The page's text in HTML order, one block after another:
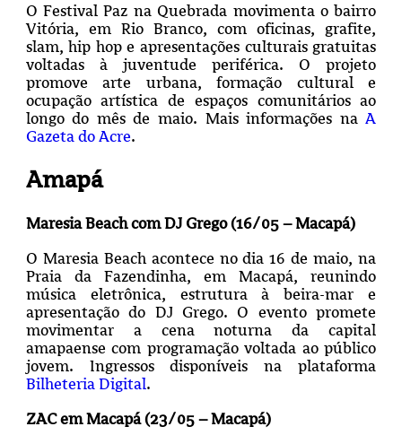
O Festival Paz na Quebrada movimenta o bairro
Vitória, em Rio Branco, com oficinas, grafite,
slam, hip hop e apresentações culturais gratuitas
voltadas à juventude periférica. O projeto
promove arte urbana, formação cultural e
ocupação artística de espaços comunitários ao
longo do mês de maio. Mais informações naA
Gazeta do Acre.
Amapá
Maresia Beach com DJ Grego (16/05 – Macapá)
O Maresia Beach acontece no dia 16 de maio, na
Praia da Fazendinha, em Macapá, reunindo
música eletrônica, estrutura à beira-mar e
apresentação do DJ Grego. O evento promete
movimentar a cena noturna da capital
amapaense com programação voltada ao público
jovem. Ingressos disponíveis na plataforma
Bilheteria Digital.
ZAC em Macapá (23/05 – Macapá)